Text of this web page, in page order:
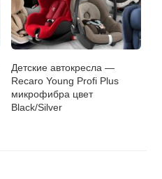
Детские автокресла —
Recaro Young Profi Plus
микрофибра цвет
Black/Silver